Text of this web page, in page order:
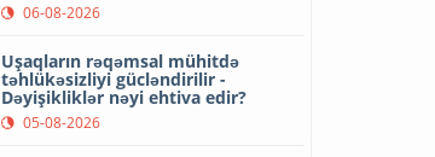
06-08-2026
Uşaqların rəqəmsal mühitdə
təhlükəsizliyi gücləndirilir -
Dəyişikliklər nəyi ehtiva edir?
05-08-2026